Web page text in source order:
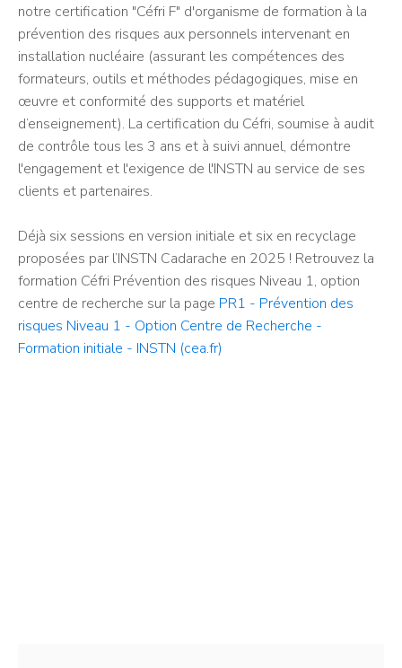
notre certification "Céfri F" d'organisme de formation à la
prévention des risques aux personnels intervenant en
installation nucléaire (assurant les compétences des
formateurs, outils et méthodes pédagogiques, mise en
œuvre et conformité des supports et matériel
d’enseignement). La certification du Céfri, soumise à audit
de contrôle tous les 3 ans et à suivi annuel, démontre
l'engagement et l'exigence de l'INSTN au service de ses
clients et partenaires.
Déjà six sessions en version initiale et six en recyclage
proposées par l’INSTN Cadarache en 2025 ! Retrouvez la
formation Céfri Prévention des risques Niveau 1, option
centre de recherche sur la page PR1 - Prévention des
risques Niveau 1 - Option Centre de Recherche -
Formation initiale - INSTN (cea.fr)